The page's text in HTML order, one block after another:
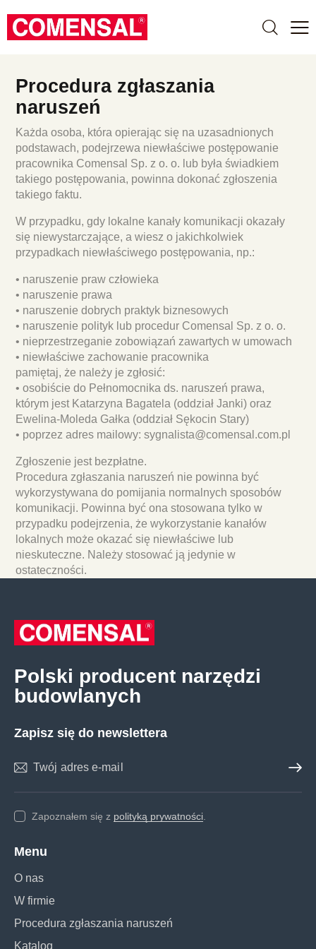
Procedura zgłaszania
naruszeń
Każda osoba, która opierając się na uzasadnionych
podstawach, podejrzewa niewłaściwe postępowanie
pracownika Comensal Sp. z o. o. lub była świadkiem
takiego postępowania, powinna dokonać zgłoszenia
takiego faktu.
W przypadku, gdy lokalne kanały komunikacji okazały
się niewystarczające, a wiesz o jakichkolwiek
przypadkach niewłaściwego postępowania, np.:
• naruszenie praw człowieka
• naruszenie prawa
• naruszenie dobrych praktyk biznesowych
• naruszenie polityk lub procedur Comensal Sp. z o. o.
• nieprzestrzeganie zobowiązań zawartych w umowach
• niewłaściwe zachowanie pracownika
pamiętaj, że należy je zgłosić:
• osobiście do Pełnomocnika ds. naruszeń prawa,
którym jest Katarzyna Bagatela (oddział Janki) oraz
Ewelina-Moleda Gałka (oddział Sękocin Stary)
• poprzez adres mailowy: sygnalista@comensal.com.pl
Zgłoszenie jest bezpłatne.
Procedura zgłaszania naruszeń nie powinna być
wykorzystywana do pomijania normalnych sposobów
komunikacji. Powinna być ona stosowana tylko w
przypadku podejrzenia, że wykorzystanie kanałów
lokalnych może okazać się niewłaściwe lub
nieskuteczne. Należy stosować ją jedynie w
ostateczności.
Polski producent narzędzi
budowlanych
Zapisz się do newslettera
Zapisz
Zapoznałem się z polityką prywatności
Menu
O nas
W firmie
Procedura zgłaszania naruszeń
Katalog